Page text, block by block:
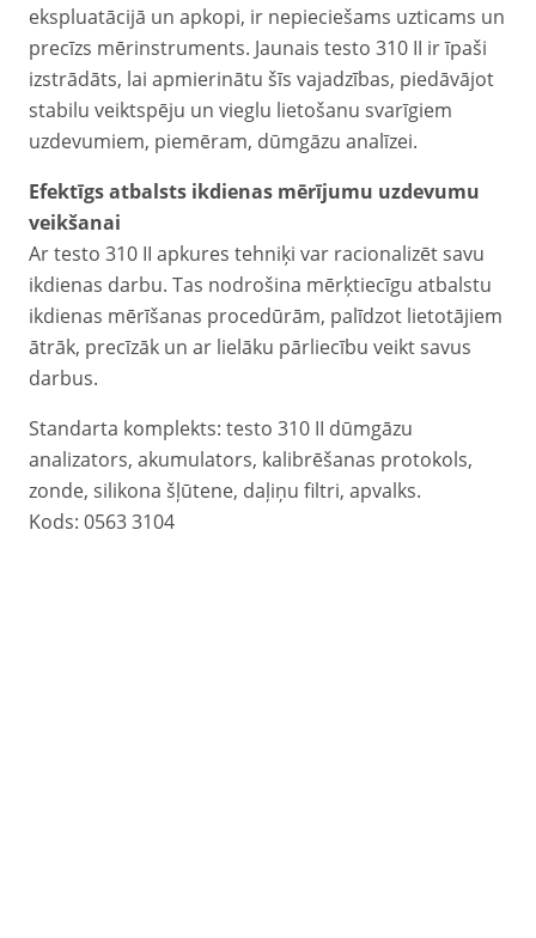
ekspluatācijā un apkopi, ir nepieciešams uzticams un
precīzs mērinstruments. Jaunais testo 310 II ir īpaši
izstrādāts, lai apmierinātu šīs vajadzības, piedāvājot
stabilu veiktspēju un vieglu lietošanu svarīgiem
uzdevumiem, piemēram, dūmgāzu analīzei.
Efektīgs atbalsts ikdienas mērījumu uzdevumu
veikšanai
Ar testo 310 II apkures tehniķi var racionalizēt savu
ikdienas darbu. Tas nodrošina mērķtiecīgu atbalstu
ikdienas mērīšanas procedūrām, palīdzot lietotājiem
ātrāk, precīzāk un ar lielāku pārliecību veikt savus
darbus.
Standarta komplekts: testo 310 II dūmgāzu
analizators, akumulators, kalibrēšanas protokols,
zonde, silikona šļūtene, daļiņu filtri, apvalks.
Kods: 0563 3104